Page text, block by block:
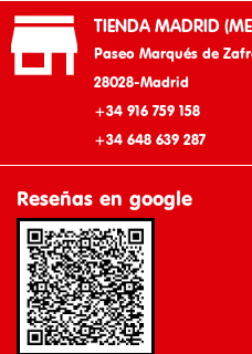
 TIENDA MADRID
Paseo Marqués de
28028-Madrid
+34 916 759 158
+34 648 639 287
Reseñas en google